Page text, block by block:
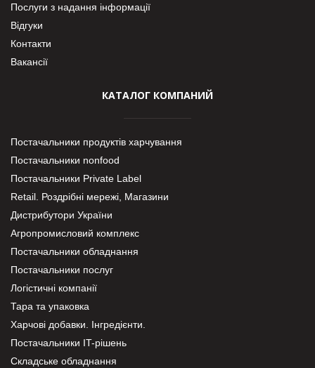
Послуги з надання інформації
Відгуки
Контакти
Вакансії
КАТАЛОГ КОМПАНИЙ
Постачальники продуктів харчування
Постачальники nonfood
Постачальники Private Label
Retail. Роздрібні мережі, Магазини
Дистрибутори України
Агропромисловий комплекс
Постачальники обладнання
Постачальники послуг
Логістичні компанії
Тара та упаковка
Харчові добавки. Інгредієнти.
Постачальники IT-рішень
Складське обладнання